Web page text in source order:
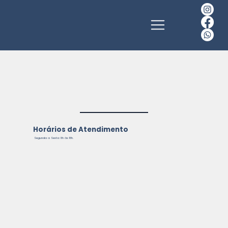
Horários de Atendimento
Segunda a Sexta: 8h às 18h.